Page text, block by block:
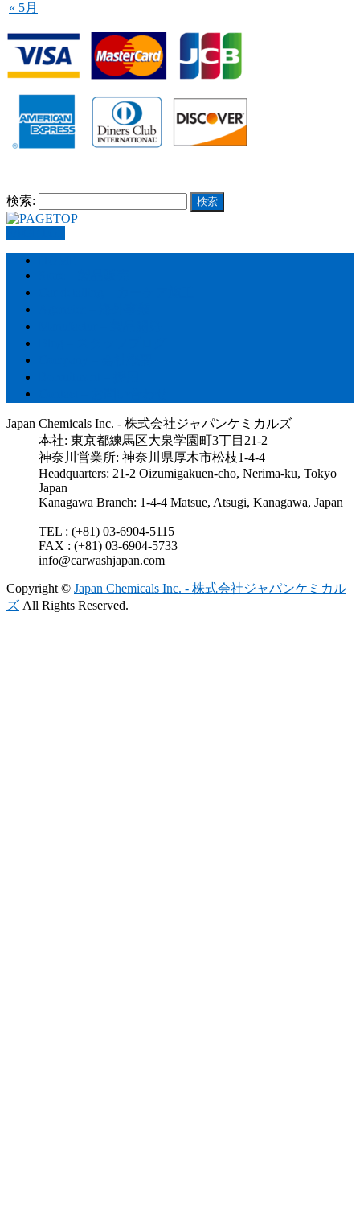
« 5月
検索:
Japan Chemicals Inc. - 株式会社ジャパンケミカルズ
本社: 東京都練馬区大泉学園町3丁目21-2
神奈川営業所: 神奈川県厚木市松枝1-4-4
Headquarters: 21-2 Oizumigakuen-cho, Nerima-ku, Tokyo
Japan
Kanagawa Branch: 1-4-4 Matsue, Atsugi, Kanagawa, Japan
TEL : (+81) 03-6904-5115
FAX : (+81) 03-6904-5733
info@carwashjapan.com
Copyright © Japan Chemicals Inc. - 株式会社ジャパンケミカル
ズ All Rights Reserved.